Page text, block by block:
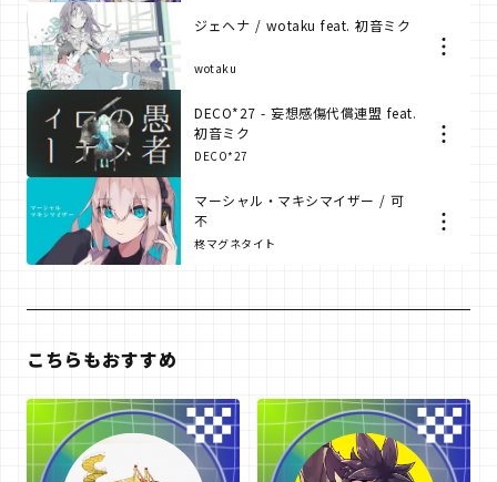
ジェヘナ / wotaku feat. 初音ミク
wotaku
DECO*27 - 妄想感傷代償連盟 feat.
初音ミク
DECO*27
マーシャル・マキシマイザー / 可
不
柊マグネタイト
こちらもおすすめ